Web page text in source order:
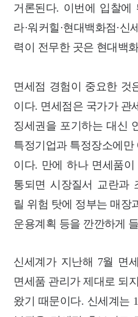
거론된다. 이번에 입찰에
라·워커힐·현대백화점·
력이 전무한 곳은 현대백
면세점 경험이 중요한 것
이다. 면세점은 국가가 관
징세권을 포기하는 대신
특정기업과 특정장소에
이다. 만에 하나 면세품
통되면 시장질서 교란과
릴 위험 탓에 정부는 매장
운용계획 등을 깐깐하게
신세계가 지난해 7월 면
면세품 관리가 제대로 되
왔기 때문이다. 신세계는